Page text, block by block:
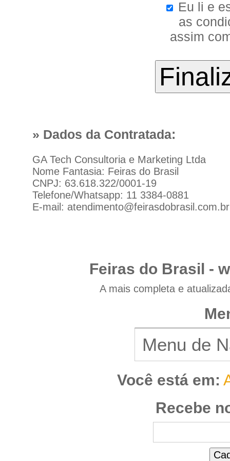
Eu li e
as
assim
» Dados da Contratada:
GA Tech Consultoria e Marketing Ltda
Nome Fantasia: Feiras do Brasil
CNPJ: 63.618.322/0001-19
Telefone/Whatsapp: 11 3384-0881
E-mail: atendimento@feirasdobrasil.com.br
Feiras do Brasil -
A mais completa e
Você está em:
Recebe